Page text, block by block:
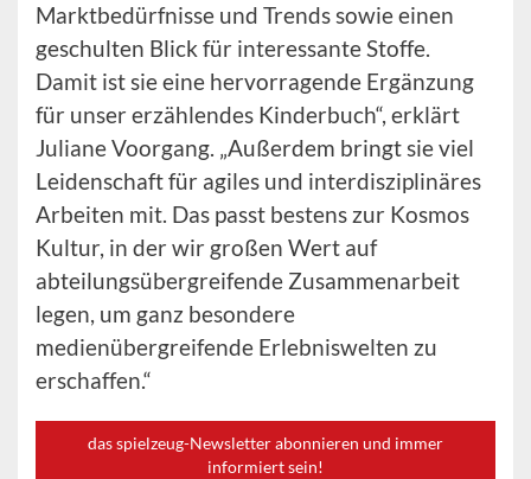
Marktbedürfnisse und Trends sowie einen
geschulten Blick für interessante Stoffe.
Damit ist sie eine hervorragende Ergänzung
für unser erzählendes Kinderbuch“, erklärt
Juliane Voorgang. „Außerdem bringt sie viel
Leidenschaft für agiles und interdisziplinäres
Arbeiten mit. Das passt bestens zur Kosmos
Kultur, in der wir großen Wert auf
abteilungsübergreifende Zusammenarbeit
legen, um ganz besondere
medienübergreifende Erlebniswelten zu
erschaffen.“
das spielzeug-Newsletter abonnieren und immer
informiert sein!